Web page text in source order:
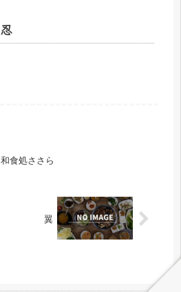
忍
和食処ささら
翼